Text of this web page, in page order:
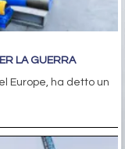
LA GUERRA
Europe, ha detto un